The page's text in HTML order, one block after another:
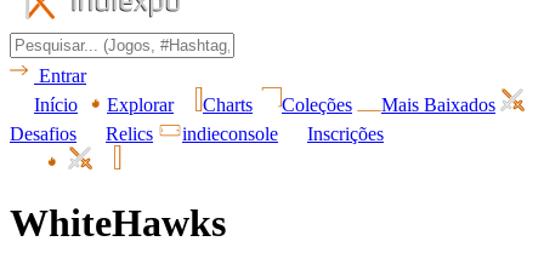
Entrar
Início
Explorar Charts Coleções
Mais Baixados
Desafios
Relics indieconsole Inscrições
WhiteHawks